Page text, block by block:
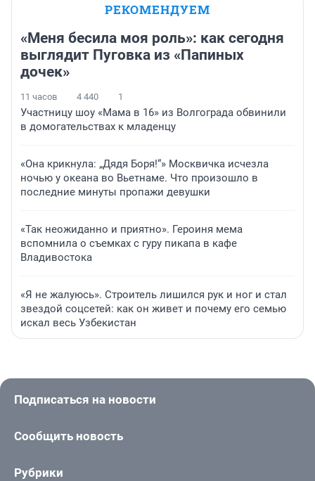
РЕКОМЕНДУЕМ
«Меня бесила моя роль»: как сегодня
выглядит Пуговка из «Папиных
дочек»
11 часов 4 440 1
Участницу шоу «Мама в 16» из Волгограда обвинили
в домогательствах к младенцу
«Она крикнула: „Дядя Боря!“» Москвичка исчезла
ночью у океана во Вьетнаме. Что произошло в
последние минуты пропажи девушки
«Так неожиданно и приятно». Героиня мема
вспомнила о съемках с гуру пикапа в кафе
Владивостока
«Я не жалуюсь». Строитель лишился рук и ног и стал
звездой соцсетей: как он живет и почему его семью
искал весь Узбекистан
Подписаться на новости
Сообщить новость
Рубрики